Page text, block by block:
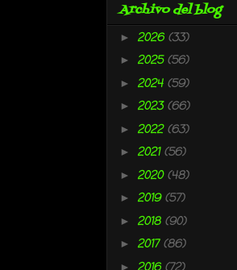
Archivo del blog
► 2026 (33)
► 2025(56)
► 2024 (59)
► 2023(66)
► 2022(63)
► 2021(56)
► 2020(48)
► 2019(57)
► 2018 (90)
► 2017(86)
►